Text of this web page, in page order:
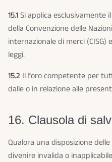
15.1Si applica esclusivamente
della Convenzione delle
internazionale di merci
leggi.
15.2 Il foro competente per
dalle o in relazione alle
16. Clausola di
Qualora una disposizione
divenire invalida o